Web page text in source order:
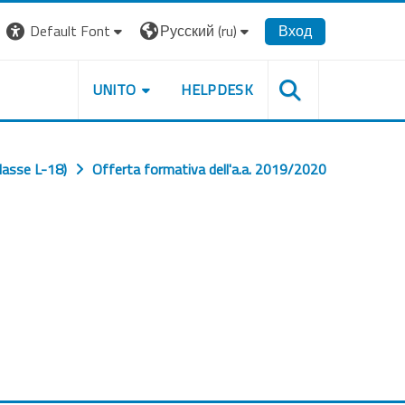
Default Font
Русский ‎(ru)‎ Вход
UNITO HELPDESK
L-18)
Offerta formativa dell'a.a. 2019/2020